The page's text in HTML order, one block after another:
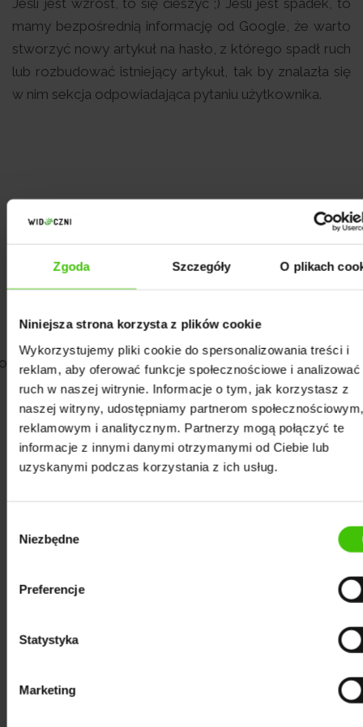
Zgoda Szczegóły O plikach
Niniejsza strona korzysta z plików cookie
Wykorzystujemy pliki cookie do spersonalizowania treści i
reklam, aby oferować funkcje społecznościowe i analizować
ruch w naszej witrynie. Informacje o tym, jak korzystasz z
naszej witryny, udostępniamy partnerom społecznościowym,
reklamowym i analitycznym. Partnerzy mogą połączyć te
informacje z innymi danymi otrzymanymi od Ciebie lub
uzyskanymi podczas korzystania z ich usług.
zgody
Niezbędne
Preferencje
Statystyka
Marketing
mamy bezpośrednią informację od Google, że warto
stworzyć nowy artykuł na hasło, z którego spadł ruch
lub rozbudować istniejący artykuł, tak by znalazła się
w nim sekcja odpowiadająca pytaniu użytkownika.
https://twitter.com/spammack/status/
Bert jak na razie został
wprowadzony wyłącznie na zapytania angielskie
lecz mała szansa, że Google będzie na bieżąco o tym
przyjdzie. Co więcej język polski jest jednym z
się, jak będziemy jednym z ostatnich krajów, do
których wejdzie ten update. Nie zdziwię się również,